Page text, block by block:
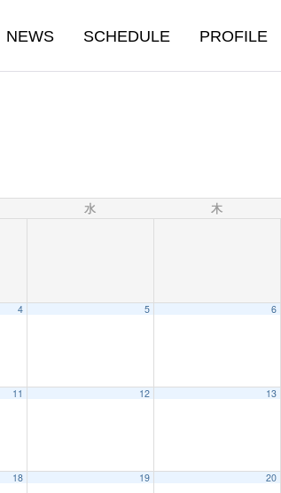
NEWS SCHEDULE PROFILE
水 木
4 5 6
11 12 13
18 19 20